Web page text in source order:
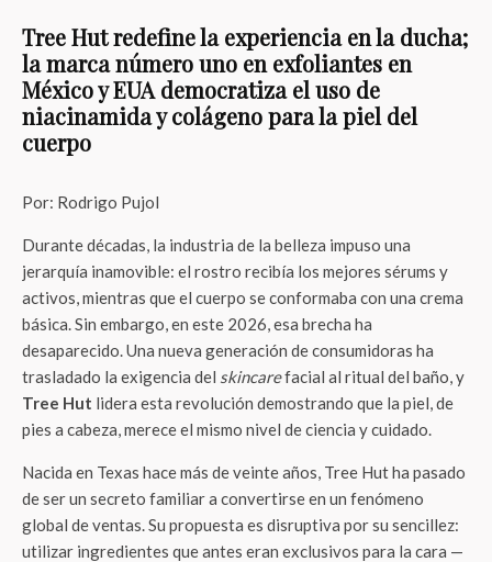
Tree Hut redefine la experiencia en la ducha;
la marca número uno en exfoliantes en
México y EUA democratiza el uso de
niacinamida y colágeno para la piel del
cuerpo
Por: Rodrigo Pujol
Durante décadas, la industria de la belleza impuso una
jerarquía inamovible: el rostro recibía los mejores sérums y
activos, mientras que el cuerpo se conformaba con una crema
básica. Sin embargo, en este 2026, esa brecha ha
desaparecido. Una nueva generación de consumidoras ha
trasladado la exigencia del skincarefacial al ritual del baño, y
Tree Hut lidera esta revolución demostrando que la piel, de
pies a cabeza, merece el mismo nivel de ciencia y cuidado.
Nacida en Texas hace más de veinte años, Tree Hut ha pasado
de ser un secreto familiar a convertirse en un fenómeno
global de ventas. Su propuesta es disruptiva por su sencillez:
utilizar ingredientes que antes eran exclusivos para la cara —